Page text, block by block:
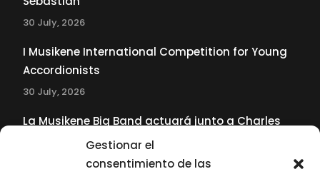
Gestionar el
consentimiento de las
30 July, 2026
I Musikene International Competition for Young
Accordionists
30 July, 2026
La Musikene Big Band actuará junto a Charles
Tolliver en el 61 Jazzaldia